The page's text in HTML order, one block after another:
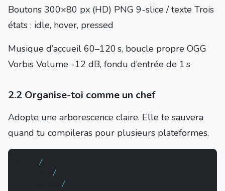
Boutons 300×80 px (HD) PNG 9-slice / texte Trois
états : idle, hover, pressed
Musique d’accueil 60–120 s, boucle propre OGG
Vorbis Volume -12 dB, fondu d’entrée de 1 s
2.2 Organise-toi comme un chef
Adopte une arborescence claire. Elle te sauvera
quand tu compileras pour plusieurs plateformes.
/
/
/